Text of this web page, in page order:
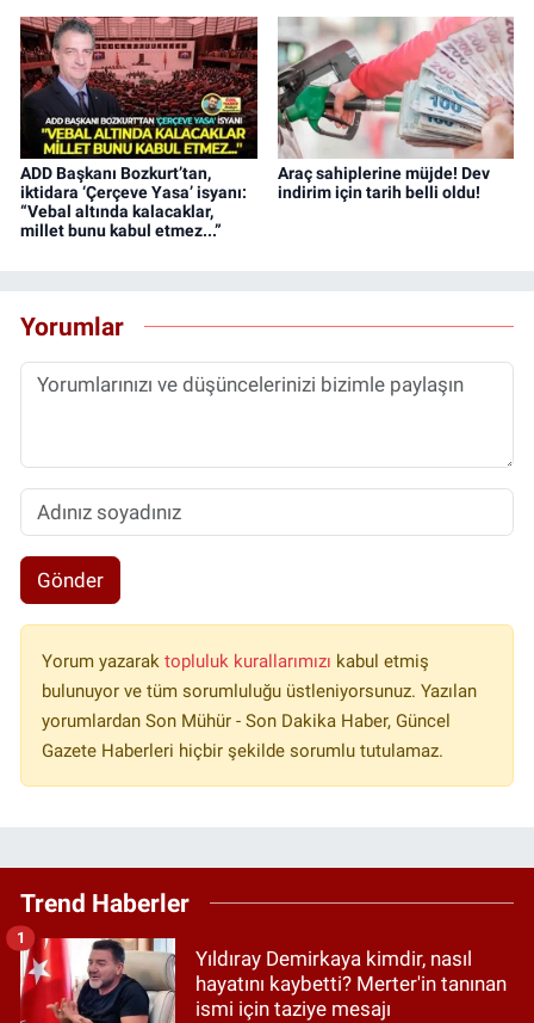
ADD Başkanı Bozkurt’tan,
iktidara ‘Çerçeve Yasa’ isyanı:
“Vebal altında kalacaklar,
millet bunu kabul etmez...”
Araç sahiplerine müjde! Dev
indirim için tarih belli oldu!
Yorumlar
Gönder
Yorum yazarak topluluk kurallarımızı kabul etmiş
bulunuyor ve tüm sorumluluğu üstleniyorsunuz. Yazılan
yorumlardan Son Mühür - Son Dakika Haber, Güncel
Gazete Haberleri hiçbir şekilde sorumlu tutulamaz.
Trend Haberler
Yıldıray Demirkaya kimdir, nasıl
hayatını kaybetti? Merter'in tanınan
ismi için taziye mesajı
1